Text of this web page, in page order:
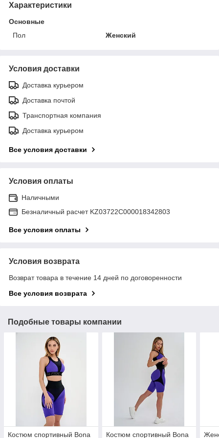
Характеристики
Основные
Пол
Женский
Условия доставки
Доставка курьером
Доставка почтой
Транспортная компания
Доставка курьером
Все условия доставки
Условия оплаты
Наличными
Безналичный расчет KZ03722C000018342803
Все условия оплаты
Условия возврата
Возврат товара в течение 14 дней по договоренности
Все условия возврата
Подобные товары компании
Костюм спортивный Bona Костюм спортивный Bona